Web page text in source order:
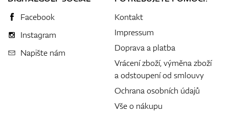
Facebook
Instagram
Napište nám
Kontakt
Impressum
Doprava a platba
Vrácení zboží, výměna zboží
a odstoupení od smlouvy
Ochrana osobních údajů
Vše o nákupu